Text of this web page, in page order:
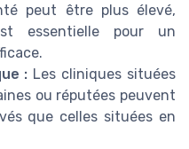
peut être plus élevé,
essentielle pour un
: Les cliniques situées
ou réputées peuvent
que celles situées en